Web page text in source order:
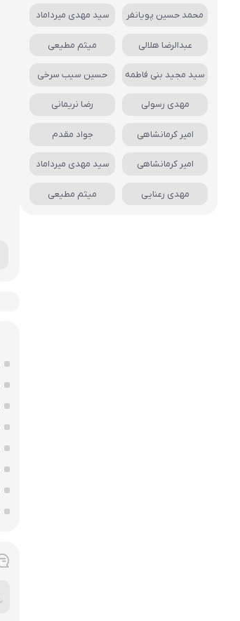
محمد حسین پویانفر سید مهدی میرداماد
عبدالرضا هلالی میثم مطیعی
سید مجید بنی فاطمه حسین سیب سرخی
مهدی رسولی رضا نریمانی
امیر کرمانشاهی جواد مقدم
امیر کرمانشاهی سید مهدی میرداماد
مهدی رعنایی میثم مطیعی